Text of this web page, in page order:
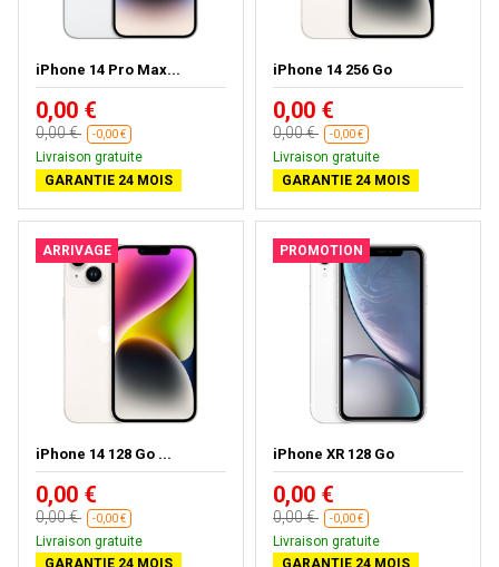
iPhone 14 Pro Max...
0,00 €
0,00 € -0,00 €
Livraison gratuite
GARANTIE 24 MOIS
iPhone 14 256 Go
0,00 €
0,00 € -0,00 €
Livraison gratuite
GARANTIE 24 MOIS
ARRIVAGE
iPhone 14 128 Go ...
0,00 €
0,00 € -0,00 €
Livraison gratuite
PROMOTION
iPhone XR 128 Go
0,00 €
0,00 € -0,00 €
Livraison gratuite